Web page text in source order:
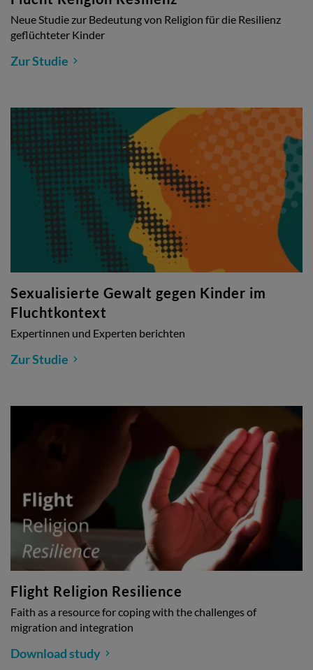
Neue Studie zur Bedeutung von Religion für die Resilienz
geflüchteter Kinder
Zur Studie
Sexualisierte Gewalt gegen Kinder im
Fluchtkontext
Expertinnen und Experten berichten
Zur Studie
Flight Religion Resilience
Faith as a resource for coping with the challenges of
migration and integration
Download study